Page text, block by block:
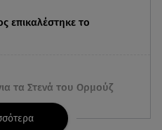
επικαλέστηκε το
τα Στενά του Ορμούζ